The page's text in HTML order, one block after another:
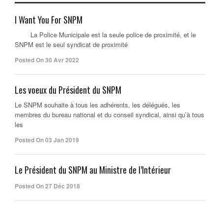
I Want You For SNPM
La Police Municipale est la seule police de proximité, et le
SNPM est le seul syndicat de proximité
Posted On 30 Avr 2022
Les voeux du Président du SNPM
Le SNPM souhaite à tous les adhérents, les délégués, les
membres du bureau national et du conseil syndical, ainsi qu’à tous
les
Posted On 03 Jan 2019
Le Président du SNPM au Ministre de l’Intérieur
Posted On 27 Déc 2018